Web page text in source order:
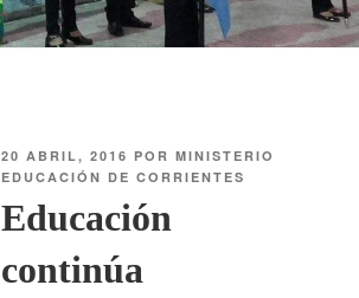
20 ABRIL, 2016 PORMINISTERIO
EDUCACIÓN DE CORRIENTES
Educación
continúa